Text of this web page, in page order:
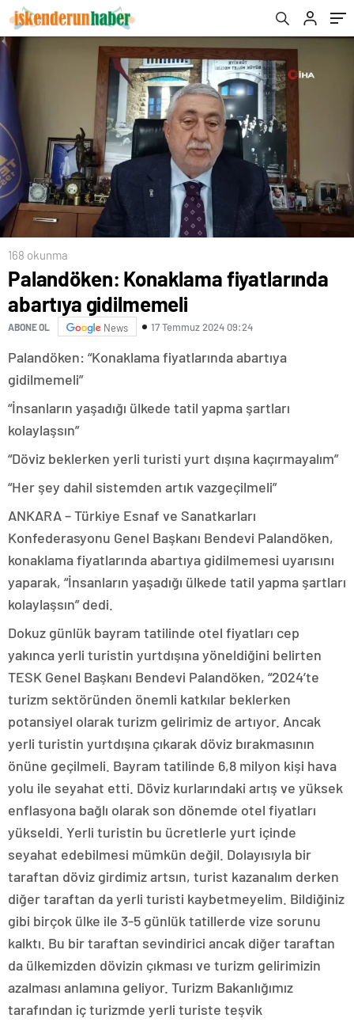
168 okunma
Palandöken: Konaklama fiyatlarında
abartıya gidilmemeli
ABONE OL News 17 Temmuz 2024 09:24
Palandöken: “Konaklama fiyatlarında abartıya
gidilmemeli”
“İnsanların yaşadığı ülkede tatil yapma şartları
kolaylaşsın”
“Döviz beklerken yerli turisti yurt dışına kaçırmayalım”
“Her şey dahil sistemden artık vazgeçilmeli”
ANKARA – Türkiye Esnaf ve Sanatkarları
Konfederasyonu Genel Başkanı Bendevi Palandöken,
konaklama fiyatlarında abartıya gidilmemesi uyarısını
yaparak, “İnsanların yaşadığı ülkede tatil yapma şartları
kolaylaşsın” dedi.
Dokuz günlük bayram tatilinde otel fiyatları cep
yakınca yerli turistin yurtdışına yöneldiğini belirten
TESK Genel Başkanı Bendevi Palandöken, “2024’te
turizm sektöründen önemli katkılar beklerken
potansiyel olarak turizm gelirimiz de artıyor. Ancak
yerli turistin yurtdışına çıkarak döviz bırakmasının
önüne geçilmeli. Bayram tatilinde 6,8 milyon kişi hava
yolu ile seyahat etti. Döviz kurlarındaki artış ve yüksek
enflasyona bağlı olarak son dönemde otel fiyatları
yükseldi. Yerli turistin bu ücretlerle yurt içinde
seyahat edebilmesi mümkün değil. Dolayısıyla bir
taraftan döviz girdimiz artsın, turist kazanalım derken
diğer taraftan da yerli turisti kaybetmeyelim. Bildiğiniz
gibi birçok ülke ile 3-5 günlük tatillerde vize sorunu
kalktı. Bu bir taraftan sevindirici ancak diğer taraftan
da ülkemizden dövizin çıkması ve turizm gelirimizin
azalması anlamına geliyor. Turizm Bakanlığımız
tarafından iç turizmde yerli turiste teşvik